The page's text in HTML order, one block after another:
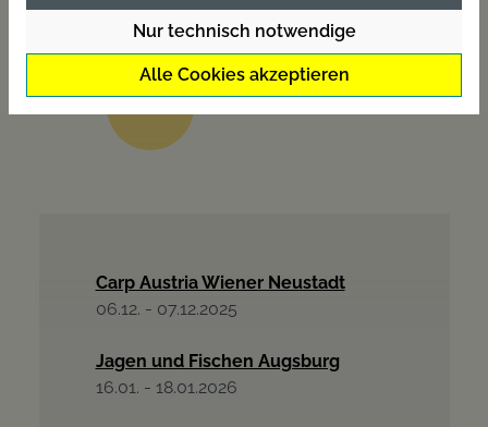
Alle Cookies akzeptieren
Nur technisch notwendige
Carp Austria Wiener Neustadt
06.12. - 07.12.2025
Jagen und Fischen Augsburg
16.01. - 18.01.2026